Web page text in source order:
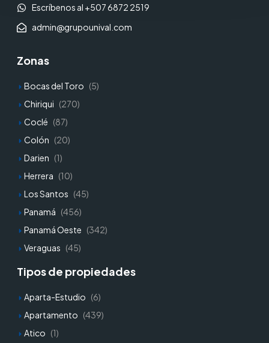
Escríbenos al +507 6872 2519
admin@grupounival.com
Zonas
Bocas del Toro (5)
Chiriqui (270)
Coclé (87)
Colón (20)
Darien (1)
Herrera (10)
Los Santos (45)
Panamá (456)
Panamá Oeste (342)
Veraguas (45)
Tipos de propiedades
Aparta-Estudio (6)
Apartamento (439)
Atico (1)